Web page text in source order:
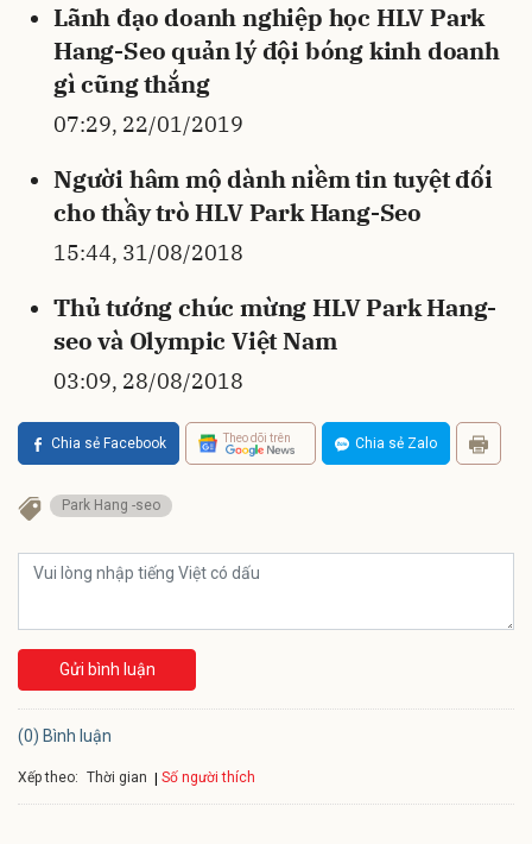
Lãnh đạo doanh nghiệp học HLV Park
Hang-Seo quản lý đội bóng kinh doanh
gì cũng thắng
07:29, 22/01/2019
Người hâm mộ dành niềm tin tuyệt đối
cho thầy trò HLV Park Hang-Seo
15:44, 31/08/2018
Thủ tướng chúc mừng HLV Park Hang-
seo và Olympic Việt Nam
03:09, 28/08/2018
Chia sẻ Facebook Theo dõi trên Chia sẻ Zalo
Park Hang -seo
Gửi bình luận
(0) Bình luận
Xếp theo: Thời gian Số người thích